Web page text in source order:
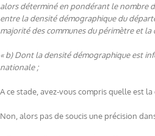
alors déterminé en pondérant le nombre
entre la densité démographique du
majorité des communes du périmètre et
« b) Dont la densité démographique est
nationale ;
A ce stade, avez-vous compris quelle est
Non, alors pas de soucis une précision